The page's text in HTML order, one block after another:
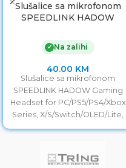
Slušalice sa mikrofonom
SPEEDLINK HADOW
PC/PS5/PS4/Xbox Series,
X/S/Switch/OLED/Lite,
black, SL-460310-BK
✓ Na zalihi
40.00 KM
Slušalice sa mikrofonom
SPEEDLINK HADOW Gaming
Headset for PC/PS5/PS4/Xbox
Series, X/S/Switch/OLED/Lite,
black, SL-460310-BK